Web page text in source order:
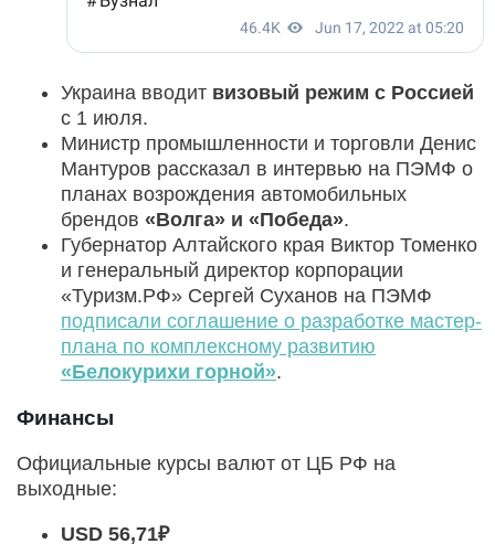
Украина вводит визовый режим с Россией
с 1 июля.
Министр промышленности и торговли Денис
Мантуров рассказал в интервью на ПЭМФ о
планах возрождения автомобильных
брендов «Волга» и «Победа».
Губернатор Алтайского края Виктор Томенко
и генеральный директор корпорации
«Туризм.РФ» Сергей Суханов на ПЭМФ
подписали соглашение о разработке мастер-
плана по комплексному развитию
«Белокурихи горной».
Финансы
Официальные курсы валют от ЦБ РФ на
выходные:
USD 56,71₽